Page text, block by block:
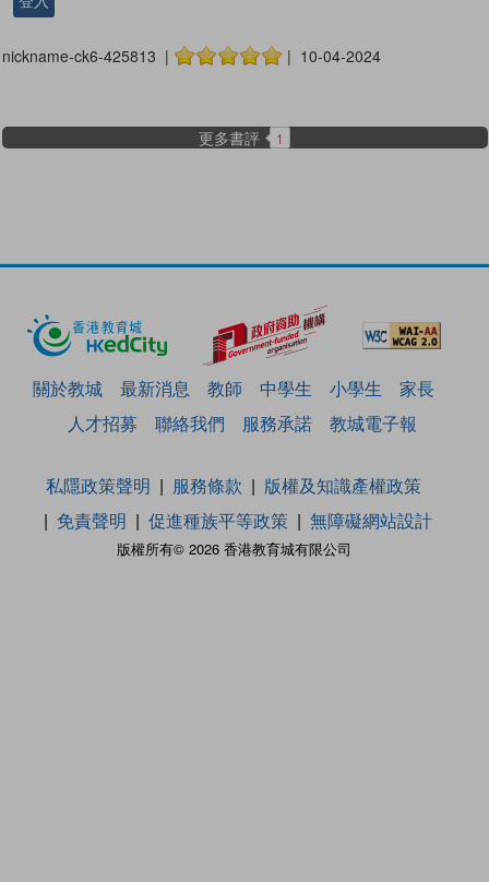
nickname-ck6-425813 | | 10-04-2024
更多書評 1
關於教城 最新消息 教師 中學生 小學生
家長
人才招募
聯絡我們 服務承諾 教城電子報
版權所有© 2026 香港教育城有限公司
私隱政策聲明 服務條款
版權及知識產權政策
免責聲明
促進種族平等政策 無障礙網站設計